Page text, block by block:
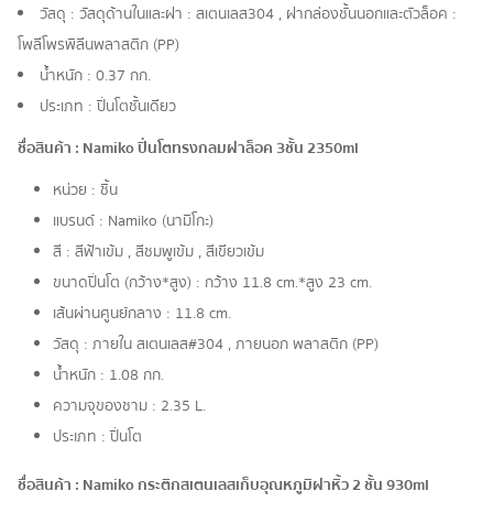
วัสดุ : วัสดุด้านในและฝา : สเตนเลส304 , ฝากล่องชั้นนอกและตัวล็อค :
โพลีโพรพิลีนพลาสติก (PP)
น้ำหนัก : 0.37 กก.
ประเภท : ปิ่นโตชั้นเดียว
ชื่อสินค้า : Namiko ปิ่นโตทรงกลมฝาล็อค 3ชั้น 2350ml
หน่วย : ชิ้น
แบรนด์ : Namiko (นามิโกะ)
สี : สีฟ้าเข้ม , สีชมพูเข้ม , สีเขียวเข้ม
ขนาดปิ่นโต (กว้าง*สูง) : กว้าง 11.8 cm.*สูง 23 cm.
เส้นผ่านศูนย์กลาง : 11.8 cm.
วัสดุ : ภายใน สเตนเลส#304 , ภายนอก พลาสติก (PP)
น้ำหนัก : 1.08 กก.
ความจุของชาม : 2.35 L.
ประเภท : ปิ่นโต
ชื่อสินค้า : Namiko กระติกสเตนเลสเก็บอุณหภูมิฝาหิ้ว 2 ชั้น 930ml